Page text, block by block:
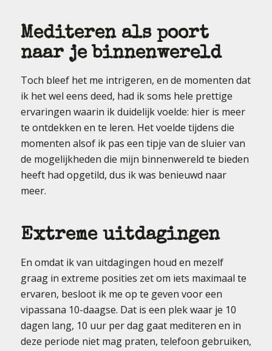
Mediteren als poort
naar je binnenwereld
Toch bleef het me intrigeren, en de momenten dat
ik het wel eens deed, had ik soms hele prettige
ervaringen waarin ik duidelijk voelde: hier is meer
te ontdekken en te leren. Het voelde tijdens die
momenten alsof ik pas een tipje van de sluier van
de mogelijkheden die mijn binnenwereld te bieden
heeft had opgetild, dus ik was benieuwd naar
meer.
Extreme uitdagingen
En omdat ik van uitdagingen houd en mezelf
graag in extreme posities zet om iets maximaal te
ervaren, besloot ik me op te geven voor een
vipassana 10-daagse. Dat is een plek waar je 10
dagen lang, 10 uur per dag gaat mediteren en in
deze periode niet mag praten, telefoon gebruiken,